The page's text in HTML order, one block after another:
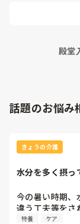
パートさん
殿堂
話題のお悩み
きょうの介護
水分を多く摂っ
今の暑い時期、
違う工夫等をさ
特養 ケア